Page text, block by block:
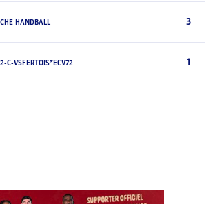
HANDBALL 3
C-VSFERTOIS*ECV72 1